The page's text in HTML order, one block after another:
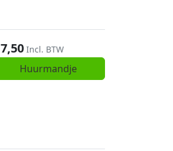
7,50 Incl. BTW
Huurmandje